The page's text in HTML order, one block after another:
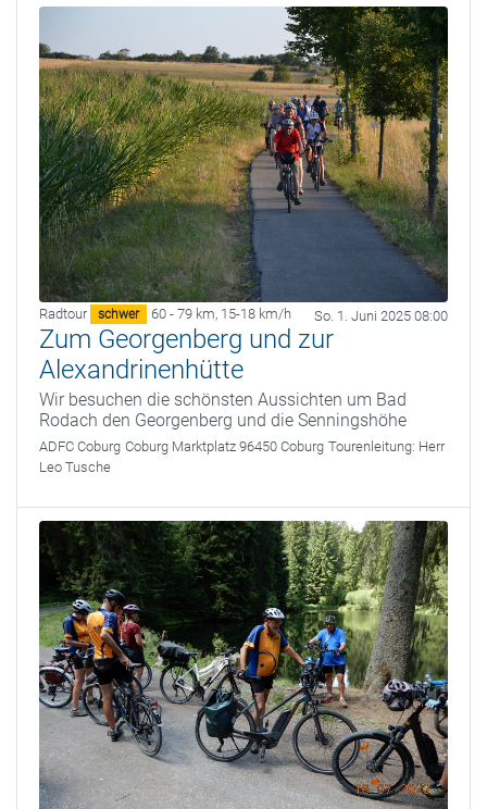
Radtour schwer 60 - 79 km, 15-18 km/h So. 1. Juni 2025 08:00
Zum Georgenberg und zur
Alexandrinenhütte
Wir besuchen die schönsten Aussichten um Bad
Rodach den Georgenberg und die Senningshöhe
ADFC Coburg Coburg Marktplatz 96450 Coburg Tourenleitung: Herr
Leo Tusche